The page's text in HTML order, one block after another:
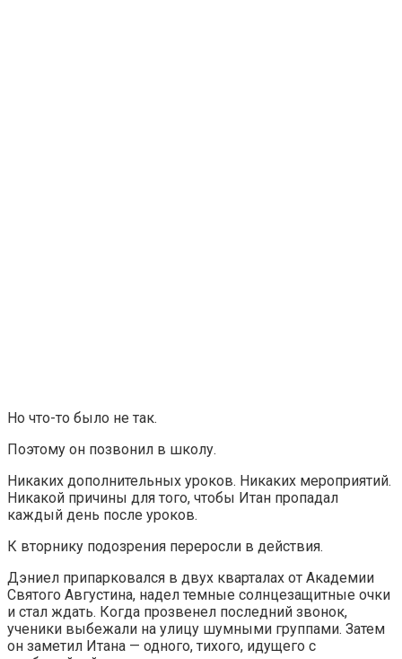
Но что-то было не так.
Поэтому он позвонил в школу.
Никаких дополнительных уроков. Никаких мероприятий.
Никакой причины для того, чтобы Итан пропадал
каждый день после уроков.
К вторнику подозрения переросли в действия.
Дэниел припарковался в двух кварталах от Академии
Святого Августина, надел темные солнцезащитные очки
и стал ждать. Когда прозвенел последний звонок,
ученики выбежали на улицу шумными группами. Затем
он заметил Итана — одного, тихого, идущего с